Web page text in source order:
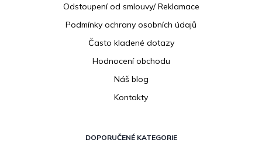
Odstoupení od smlouvy/ Reklamace
Podmínky ochrany osobních údajů
Často kladené dotazy
Hodnocení obchodu
Náš blog
Kontakty
DOPORUČENÉ KATEGORIE